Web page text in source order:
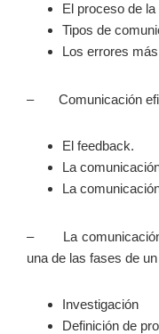
El proceso de
Tipos de
Los errores
– Comunicación
El feedback.
La
La
– La comunicación
una de las fases de
Investigación
Definición de